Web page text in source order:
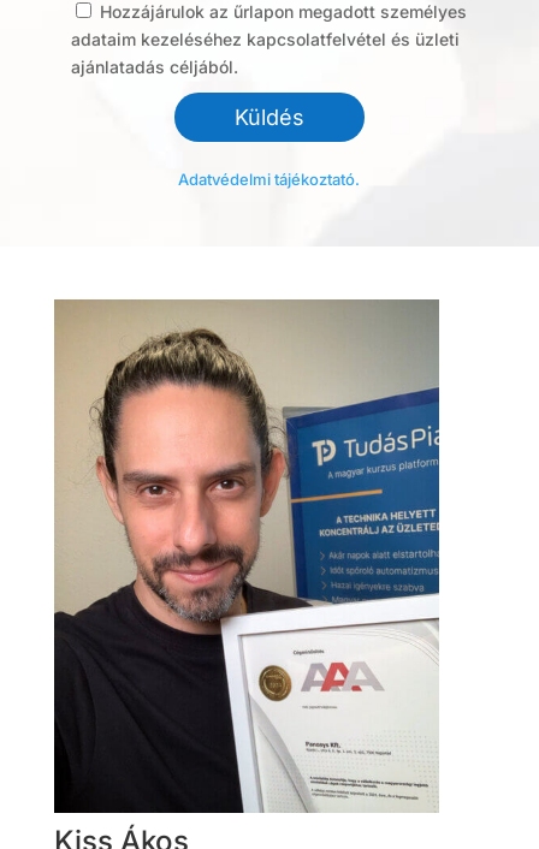
Hozzájárulok az űrlapon megadott személyes
adataim kezeléséhez kapcsolatfelvétel és üzleti
ajánlatadás céljából.
Adatvédelmi tájékoztató.
Kiss Ákos